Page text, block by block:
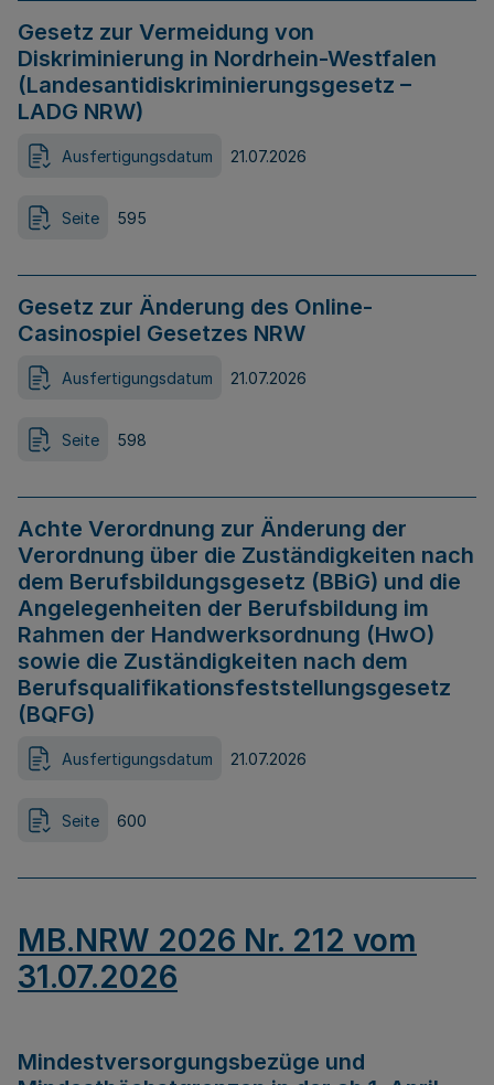
Gesetz zur Vermeidung von
Diskriminierung in Nordrhein-Westfalen
(Landesantidiskriminierungsgesetz –
LADG NRW)
Ausfertigungsdatum 21.07.2026
Seite 595
Gesetz zur Änderung des Online-
Casinospiel Gesetzes NRW
Ausfertigungsdatum 21.07.2026
Seite 598
Achte Verordnung zur Änderung der
Verordnung über die Zuständigkeiten nach
dem Berufsbildungsgesetz (BBiG) und die
Angelegenheiten der Berufsbildung im
Rahmen der Handwerksordnung (HwO)
sowie die Zuständigkeiten nach dem
Berufsqualifikationsfeststellungsgesetz
(BQFG)
Ausfertigungsdatum 21.07.2026
Seite 600
MB.NRW 2026 Nr. 212 vom
31.07.2026
Mindestversorgungsbezüge und